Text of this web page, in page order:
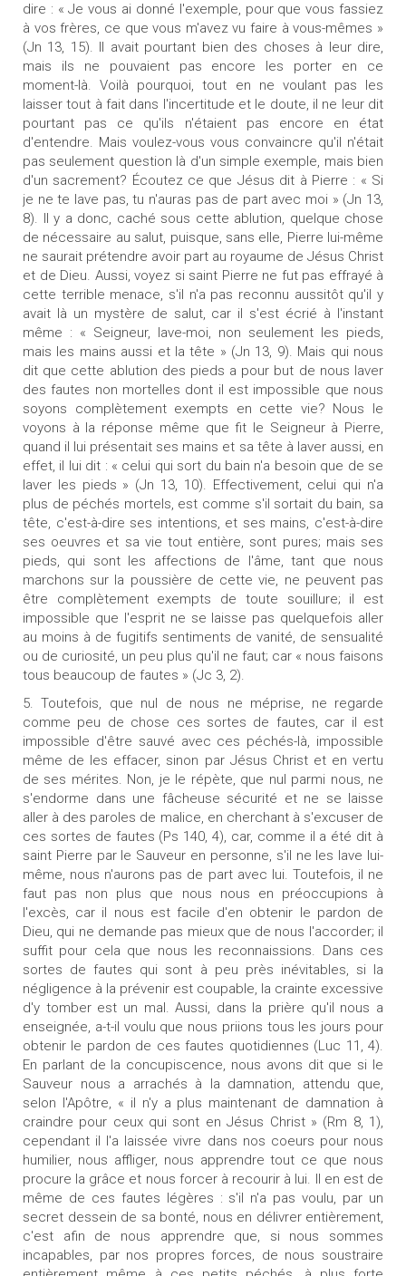
dire : « Je vous ai donné l'exemple, pour que vous fassiez
à vos frères, ce que vous m'avez vu faire à vous-mêmes »
(Jn 13, 15). Il avait pourtant bien des choses à leur dire,
mais ils ne pouvaient pas encore les porter en ce
moment-là. Voilà pourquoi, tout en ne voulant pas les
laisser tout à fait dans l'incertitude et le doute, il ne leur dit
pourtant pas ce qu'ils n'étaient pas encore en état
d'entendre. Mais voulez-vous vous convaincre qu'il n'était
pas seulement question là d'un simple exemple, mais bien
d'un sacrement? Écoutez ce que Jésus dit à Pierre : « Si
je ne te lave pas, tu n'auras pas de part avec moi » (Jn 13,
8). Il y a donc, caché sous cette ablution, quelque chose
de nécessaire au salut, puisque, sans elle, Pierre lui-même
ne saurait prétendre avoir part au royaume de Jésus Christ
et de Dieu. Aussi, voyez si saint Pierre ne fut pas effrayé à
cette terrible menace, s'il n'a pas reconnu aussitôt qu'il y
avait là un mystère de salut, car il s'est écrié à l'instant
même : « Seigneur, lave-moi, non seulement les pieds,
mais les mains aussi et la tête » (Jn 13, 9). Mais qui nous
dit que cette ablution des pieds a pour but de nous laver
des fautes non mortelles dont il est impossible que nous
soyons complètement exempts en cette vie? Nous le
voyons à la réponse même que fit le Seigneur à Pierre,
quand il lui présentait ses mains et sa tête à laver aussi, en
effet, il lui dit : « celui qui sort du bain n'a besoin que de se
laver les pieds » (Jn 13, 10). Effectivement, celui qui n'a
plus de péchés mortels, est comme s'il sortait du bain, sa
tête, c'est-à-dire ses intentions, et ses mains, c'est-à-dire
ses oeuvres et sa vie tout entière, sont pures; mais ses
pieds, qui sont les affections de l'âme, tant que nous
marchons sur la poussière de cette vie, ne peuvent pas
être complètement exempts de toute souillure; il est
impossible que l'esprit ne se laisse pas quelquefois aller
au moins à de fugitifs sentiments de vanité, de sensualité
ou de curiosité, un peu plus qu'il ne faut; car « nous faisons
tous beaucoup de fautes » (Jc 3, 2).
5. Toutefois, que nul de nous ne méprise, ne regarde
comme peu de chose ces sortes de fautes, car il est
impossible d'être sauvé avec ces péchés-là, impossible
même de les effacer, sinon par Jésus Christ et en vertu
de ses mérites. Non, je le répète, que nul parmi nous, ne
s'endorme dans une fâcheuse sécurité et ne se laisse
aller à des paroles de malice, en cherchant à s'excuser de
ces sortes de fautes (Ps 140, 4), car, comme il a été dit à
saint Pierre par le Sauveur en personne, s'il ne les lave lui-
même, nous n'aurons pas de part avec lui. Toutefois, il ne
faut pas non plus que nous nous en préoccupions à
l'excès, car il nous est facile d'en obtenir le pardon de
Dieu, qui ne demande pas mieux que de nous l'accorder; il
suffit pour cela que nous les reconnaissions. Dans ces
sortes de fautes qui sont à peu près inévitables, si la
négligence à la prévenir est coupable, la crainte excessive
d'y tomber est un mal. Aussi, dans la prière qu'il nous a
enseignée, a-t-il voulu que nous priions tous les jours pour
obtenir le pardon de ces fautes quotidiennes (Luc 11, 4).
En parlant de la concupiscence, nous avons dit que si le
Sauveur nous a arrachés à la damnation, attendu que,
selon l'Apôtre, « il n'y a plus maintenant de damnation à
craindre pour ceux qui sont en Jésus Christ » (Rm 8, 1),
cependant il l'a laissée vivre dans nos coeurs pour nous
humilier, nous affliger, nous apprendre tout ce que nous
procure la grâce et nous forcer à recourir à lui. Il en est de
même de ces fautes légères : s'il n'a pas voulu, par un
secret dessein de sa bonté, nous en délivrer entièrement,
c'est afin de nous apprendre que, si nous sommes
incapables, par nos propres forces, de nous soustraire